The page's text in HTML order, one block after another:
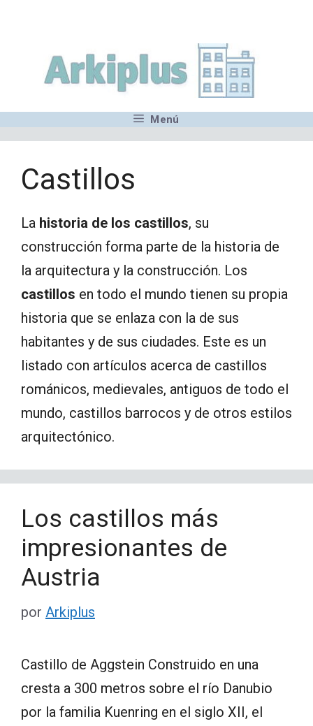
contenido
Menú
Castillos
La historia de los castillos, su
construcción forma parte de la historia de
la arquitectura y la construcción. Los
castillos en todo el mundo tienen su propia
historia que se enlaza con la de sus
habitantes y de sus ciudades. Este es un
listado con artículos acerca de castillos
románicos, medievales, antiguos de todo el
mundo, castillos barrocos y de otros estilos
arquitectónico.
Los castillos más
impresionantes de
Austria
por Arkiplus
Castillo de Aggstein Construido en una
cresta a 300 metros sobre el río Danubio
por la familia Kuenring en el siglo XII, el